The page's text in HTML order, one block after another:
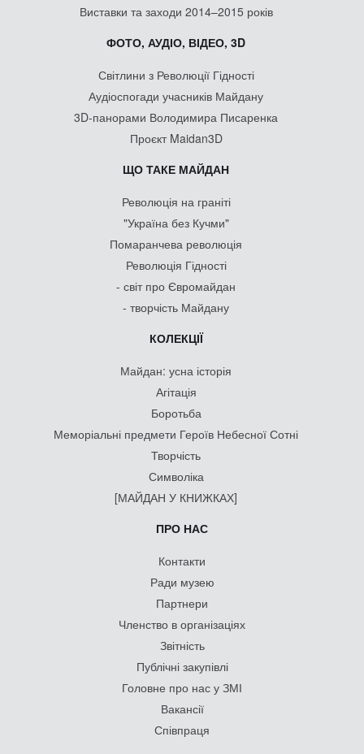
Виставки та заходи 2014–2015 років
ФОТО, АУДІО, ВІДЕО, 3D
Світлини з Революції Гідності
Аудіоспогади учасників Майдану
3D-панорами Володимира Писаренка
Проєкт Maidan3D
ЩО ТАКЕ МАЙДАН
Революція на граніті
"Україна без Кучми"
Помаранчева революція
Революція Гідності
- світ про Євромайдан
- творчість Майдану
КОЛЕКЦІЇ
Майдан: усна історія
Агітація
Боротьба
Меморіальні предмети Героїв Небесної Сотні
Творчість
Символіка
[МАЙДАН У КНИЖКАХ]
ПРО НАС
Контакти
Ради музею
Партнери
Членство в організаціях
Звітність
Публічні закупівлі
Головне про нас у ЗМІ
Вакансії
Співпраця